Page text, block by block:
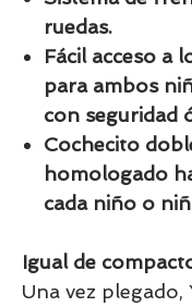
ruedas.
Fácil acceso a
para ambos
con seguridad
Cochecito
homologado
cada niño o
Igual de
Una vez plegado,